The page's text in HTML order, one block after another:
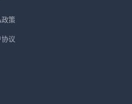
策
议